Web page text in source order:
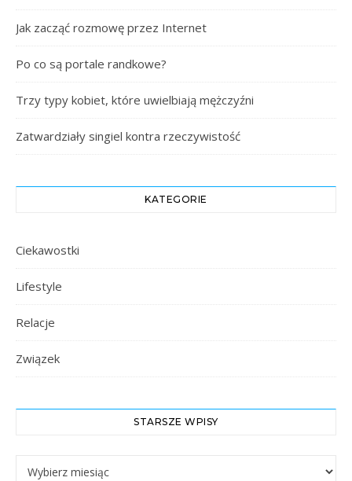
Jak zacząć rozmowę przez Internet
Po co są portale randkowe?
Trzy typy kobiet, które uwielbiają mężczyźni
Zatwardziały singiel kontra rzeczywistość
KATEGORIE
Ciekawostki
Lifestyle
Relacje
Związek
STARSZE WPISY